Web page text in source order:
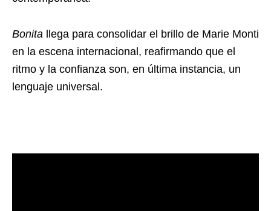
Bonita
llega para consolidar el brillo de Marie Monti
en la escena internacional, reafirmando que el
ritmo y la confianza son, en última instancia, un
lenguaje universal.